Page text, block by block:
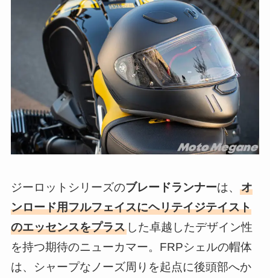
ジーロットシリーズのブレードランナーは、 オ
ンロード用フルフェイスにヘリテイジテイスト
のエッセンスをプラスした卓越したデザイン性
を持つ期待のニューカマー。FRPシェルの帽体
は、シャープなノーズ周りを起点に後頭部へか